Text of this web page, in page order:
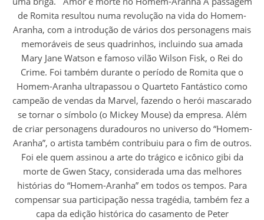
de Romita resultou numa revolução na vida do Homem-
Aranha, com a introdução de vários dos personagens mais
memoráveis de seus quadrinhos, incluindo sua amada
Mary Jane Watson e famoso vilão Wilson Fisk, o Rei do
Crime. Foi também durante o período de Romita que o
Homem-Aranha ultrapassou o Quarteto Fantástico como
campeão de vendas da Marvel, fazendo o herói mascarado
se tornar o símbolo (o Mickey Mouse) da empresa. Além
de criar personagens duradouros no universo do “Homem-
Aranha”, o artista também contribuiu para o fim de outros.
Foi ele quem assinou a arte do trágico e icônico gibi da
morte de Gwen Stacy, considerada uma das melhores
histórias do “Homem-Aranha” em todos os tempos. Para
compensar sua participação nessa tragédia, também fez a
capa da edição histórica do casamento de Peter